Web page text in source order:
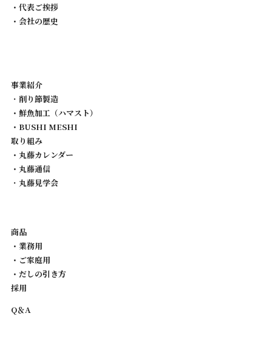
・代表ご挨拶
・会社の歴史
事業紹介
・ 削り節製造
・鮮魚加工（ハマスト）
・BUSHI MESHI
取り組み
・丸藤カレンダー
・丸藤通信
・ 丸藤見学会
商品
・業務用
・ご家庭用
・だしの引き方
採用
Q＆A